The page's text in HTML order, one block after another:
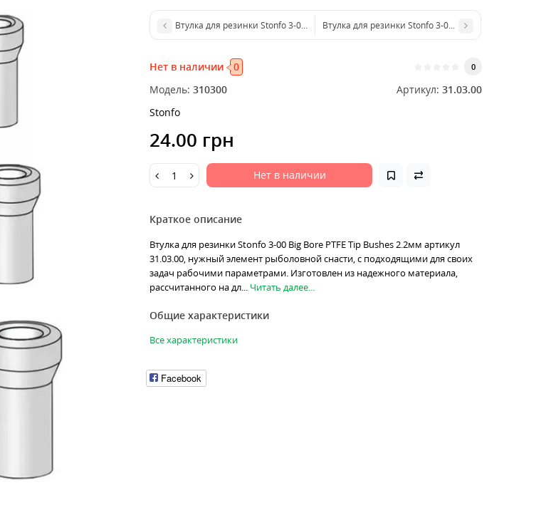
Втулка для резинки Stonfo 3-0 PTFE Tip Bushes 2.7ммВтулка для резинки Stonfo 3-00 Big Bore PTFE Tip
Нет в наличии 0 0
Модель: 310300 Артикул: 31.03.00
Stonfo
24.00 грн
Нет в наличии
Краткое описание
Втулка для резинки Stonfo 3-00 Big Bore PTFE Tip Bushes 2.2мм артикул
31.03.00, нужный элемент рыболовной снасти, с подходящими для своих
задач рабочими параметрами. Изготовлен из надежного материала,
рассчитанного на дл... Читать далее...
Общие характеристики
Все характеристики
Facebook